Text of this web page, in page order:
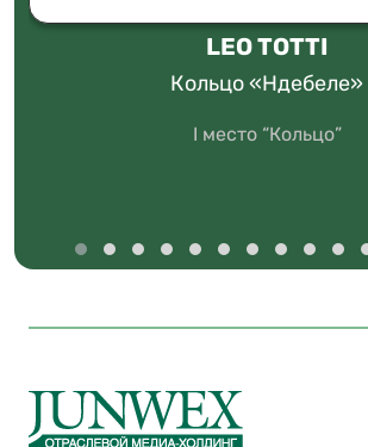
LEO TOTTI
Кольцо «Ндебеле»
I место “Кольцо”